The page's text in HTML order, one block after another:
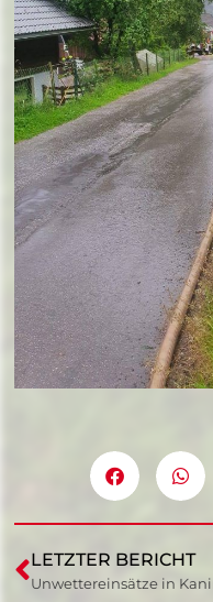
LETZTER BERICHT
Unwettereinsätze in